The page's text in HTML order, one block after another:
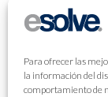
Para ofrecer las
la información del
comportamiento de